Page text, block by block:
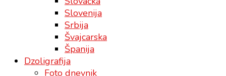
Slovenija
Srbija
Švajcarska
Španija
Dzoligrafija
Foto dnevnik